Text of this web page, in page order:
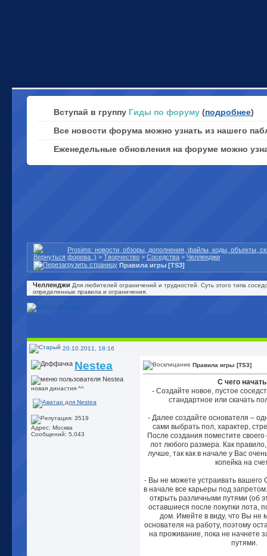
Вступай в группу Гиды по форуму (подробнее)
Все новости форума можно узнать из нашего
Еженедельные обновления на форуме можно
Prosims: новости, обзоры, дополнения, файлы, коды, объекты,
форева ;) > Творчество > Соседства > Челленджи
Правила игры [TS3]
Челленджи Для любителей ограничений и трудностей. Суть этого типа
определенные правила и ограничения.
20.10.2011, 18:16
Nestea
новая династия ^^
Адрес: Москва
Сообщений: 5,043
Правила игры [TS3]
С чего
- Создайте новое, пустое
стандартное или скачать
- Далее создайте основателя –
сами выбрать пол, характер,
После создания поместите
лот любого размера. Как
лучше, так как в начале у Вас
копейка на
- Вы не можете устраивать вашего
в начале все карьеры под
открыть различными путями (об
оставшиеся после покупки лота,
дом. Имейте в виду, что Вы не
основателя на работу, поэтому
на проживание, пока не начнете
путями.